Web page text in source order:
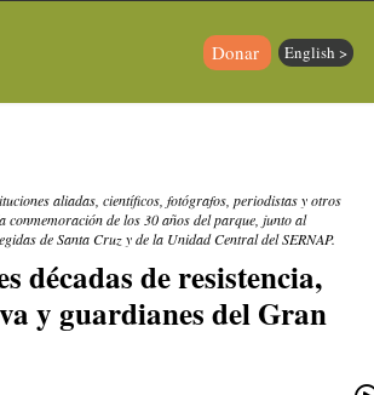
Donar English >
aliadas, científicos, fotógrafos, periodistas y otros
conmemoración de los 30 años del parque, junto al
de Santa Cruz y de la Unidad Central del SERNAP.
décadas de resistencia,
y guardianes del Gran